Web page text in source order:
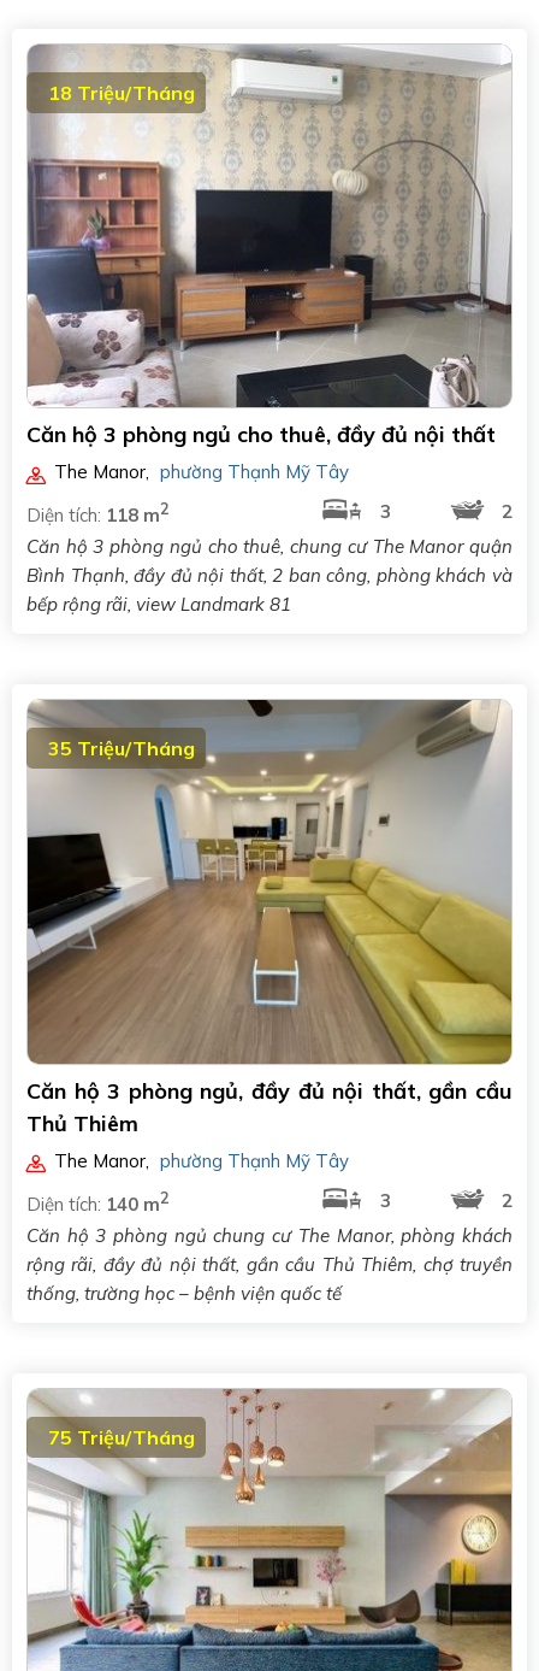
18 Triệu/Tháng
Căn hộ 3 phòng ngủ cho thuê, đầy đủ nội thất
The Manor, phường Thạnh Mỹ Tây
Diện tích: 118 m2 3
2
Căn hộ 3 phòng ngủ cho thuê, chung cư The Manor quận
Bình Thạnh, đầy đủ nội thất, 2 ban công, phòng khách và
bếp rộng rãi, view Landmark 81
35 Triệu/Tháng
Căn hộ 3 phòng ngủ, đầy đủ nội thất, gần cầu
Thủ Thiêm
The Manor
phường Thạnh Mỹ Tây
Diện tích: 140 m2 3
2
Căn hộ 3 phòng ngủ chung cư The Manor, phòng khách
rộng rãi, đầy đủ nội thất, gần cầu Thủ Thiêm, chợ truyền
thống, trường học – bệnh viện quốc tế
75 Triệu/Tháng